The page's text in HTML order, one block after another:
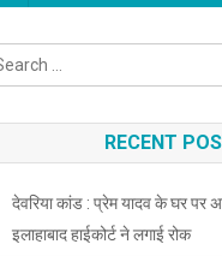
RECENT
देवरिया कांड : प्रेम यादव के घर पर
इलाहाबाद हाईकोर्ट ने लगाई रोक